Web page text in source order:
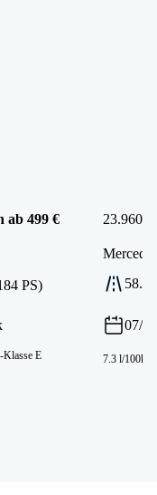
ab 499 €
PS)
Klasse E
23.960 €
07/
7.3 l/